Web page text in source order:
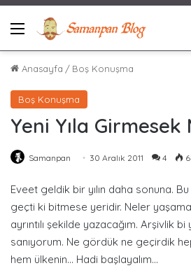
Menü
Anasayfa / Boş Konuşma
Boş Konuşma
Yeni Yıla Girmesek
Samanpan 30 Aralık 2011 4
Eveet geldik bir yılın daha sonuna.
geçti ki bitmese yeridir. Neler
ayrıntılı şekilde yazacağım. Arşivlik bi
sanıyorum. Ne gördük ne geçirdik
hem ülkenin… Hadi başlayalım…